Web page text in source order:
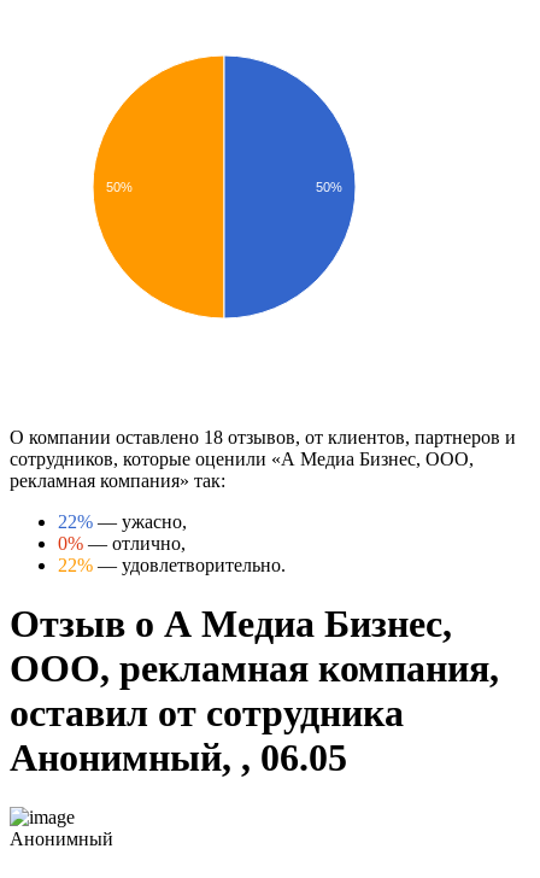
50% 50%
О компании оставлено 18 отзывов, от клиентов, партнеров и
сотрудников, которые оценили «А Медиа Бизнес, ООО,
рекламная компания» так:
22% — ужасно,
0% — отлично,
22% — удовлетворительно.
Отзыв о А Медиа Бизнес,
ООО, рекламная компания,
оставил от сотрудника
Анонимный, , 06.05
Анонимный